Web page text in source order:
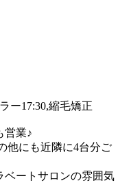
ー17:30,縮毛矯正
営業♪
他にも近隣に4台分ご
ートサロンの雰囲気